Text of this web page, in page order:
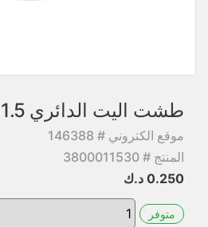
طشت اليت الدائري 1.5 لتر AK 410
موقع الكتروني # 146388
المنتج # 3800011530
0.250 د.ك
متوفر